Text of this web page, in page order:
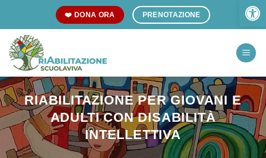
content
❤️ DONA ORA PRENOTAZIONE
RIABILITAZIONE PER GIOVANI E
ADULTI CON DISABILITÀ
INTELLETTIVA